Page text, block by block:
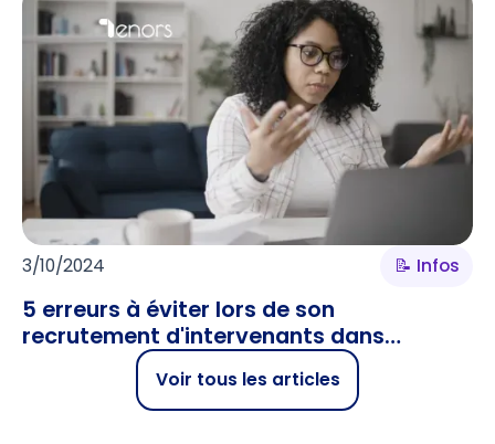
3/10/2024 📝 Infos
5 erreurs à éviter lors de son
recrutement d'intervenants dans
l’enseignement supérieur
Voir tous les articles